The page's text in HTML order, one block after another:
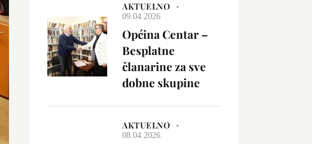
AKTUELNO
09.04.2026
Općina Centar –
Besplatne
članarine za sve
dobne skupine
AKTUELNO
08.04.2026